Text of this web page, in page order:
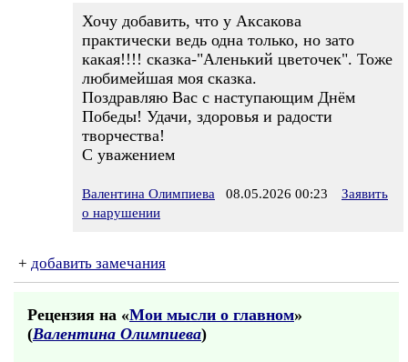
Хочу добавить, что у Аксакова
практически ведь одна только, но зато
какая!!!! сказка-"Аленький цветочек". Тоже
любимейшая моя сказка.
Поздравляю Вас с наступающим Днём
Победы! Удачи, здоровья и радости
творчества!
С уважением
Валентина Олимпиева 08.05.2026 00:23
Заявить
о нарушении
+ добавить замечания
Рецензия на «Мои мысли о главном»
(Валентина Олимпиева)